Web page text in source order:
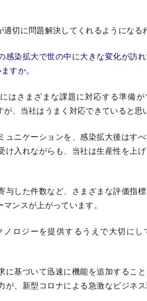
切に問題解決してくれるようになる
染拡大で世の中に大きな変化が訪れ
すか。
さまざまな課題に対応する準備が
、当社はうまく対応できていると思
ニケーションを、感染拡大後はす
入れながらも、当社は生産性を上
した件数など、さまざまな評価指
ンスが上がっています。
ロジーを提供するうえで大切にし
基づいて迅速に機能を追加するこ
、新型コロナによる急激なビジネ